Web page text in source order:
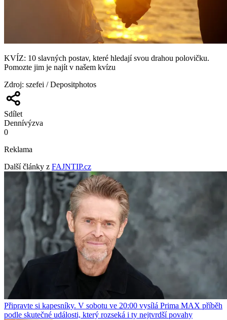
KVÍZ: 10 slavných postav, které hledají svou drahou polovičku.
Pomozte jim je najít v našem kvízu
Zdroj: szefei / Depositphotos
Sdílet
Dennívýzva
0
Reklama
Další články z FAJNTIP.cz
Připravte si kapesníky. V sobotu ve 20:00 vysílá Prima MAX příběh
podle skutečné události, který rozseká i ty nejtvrdší povahy